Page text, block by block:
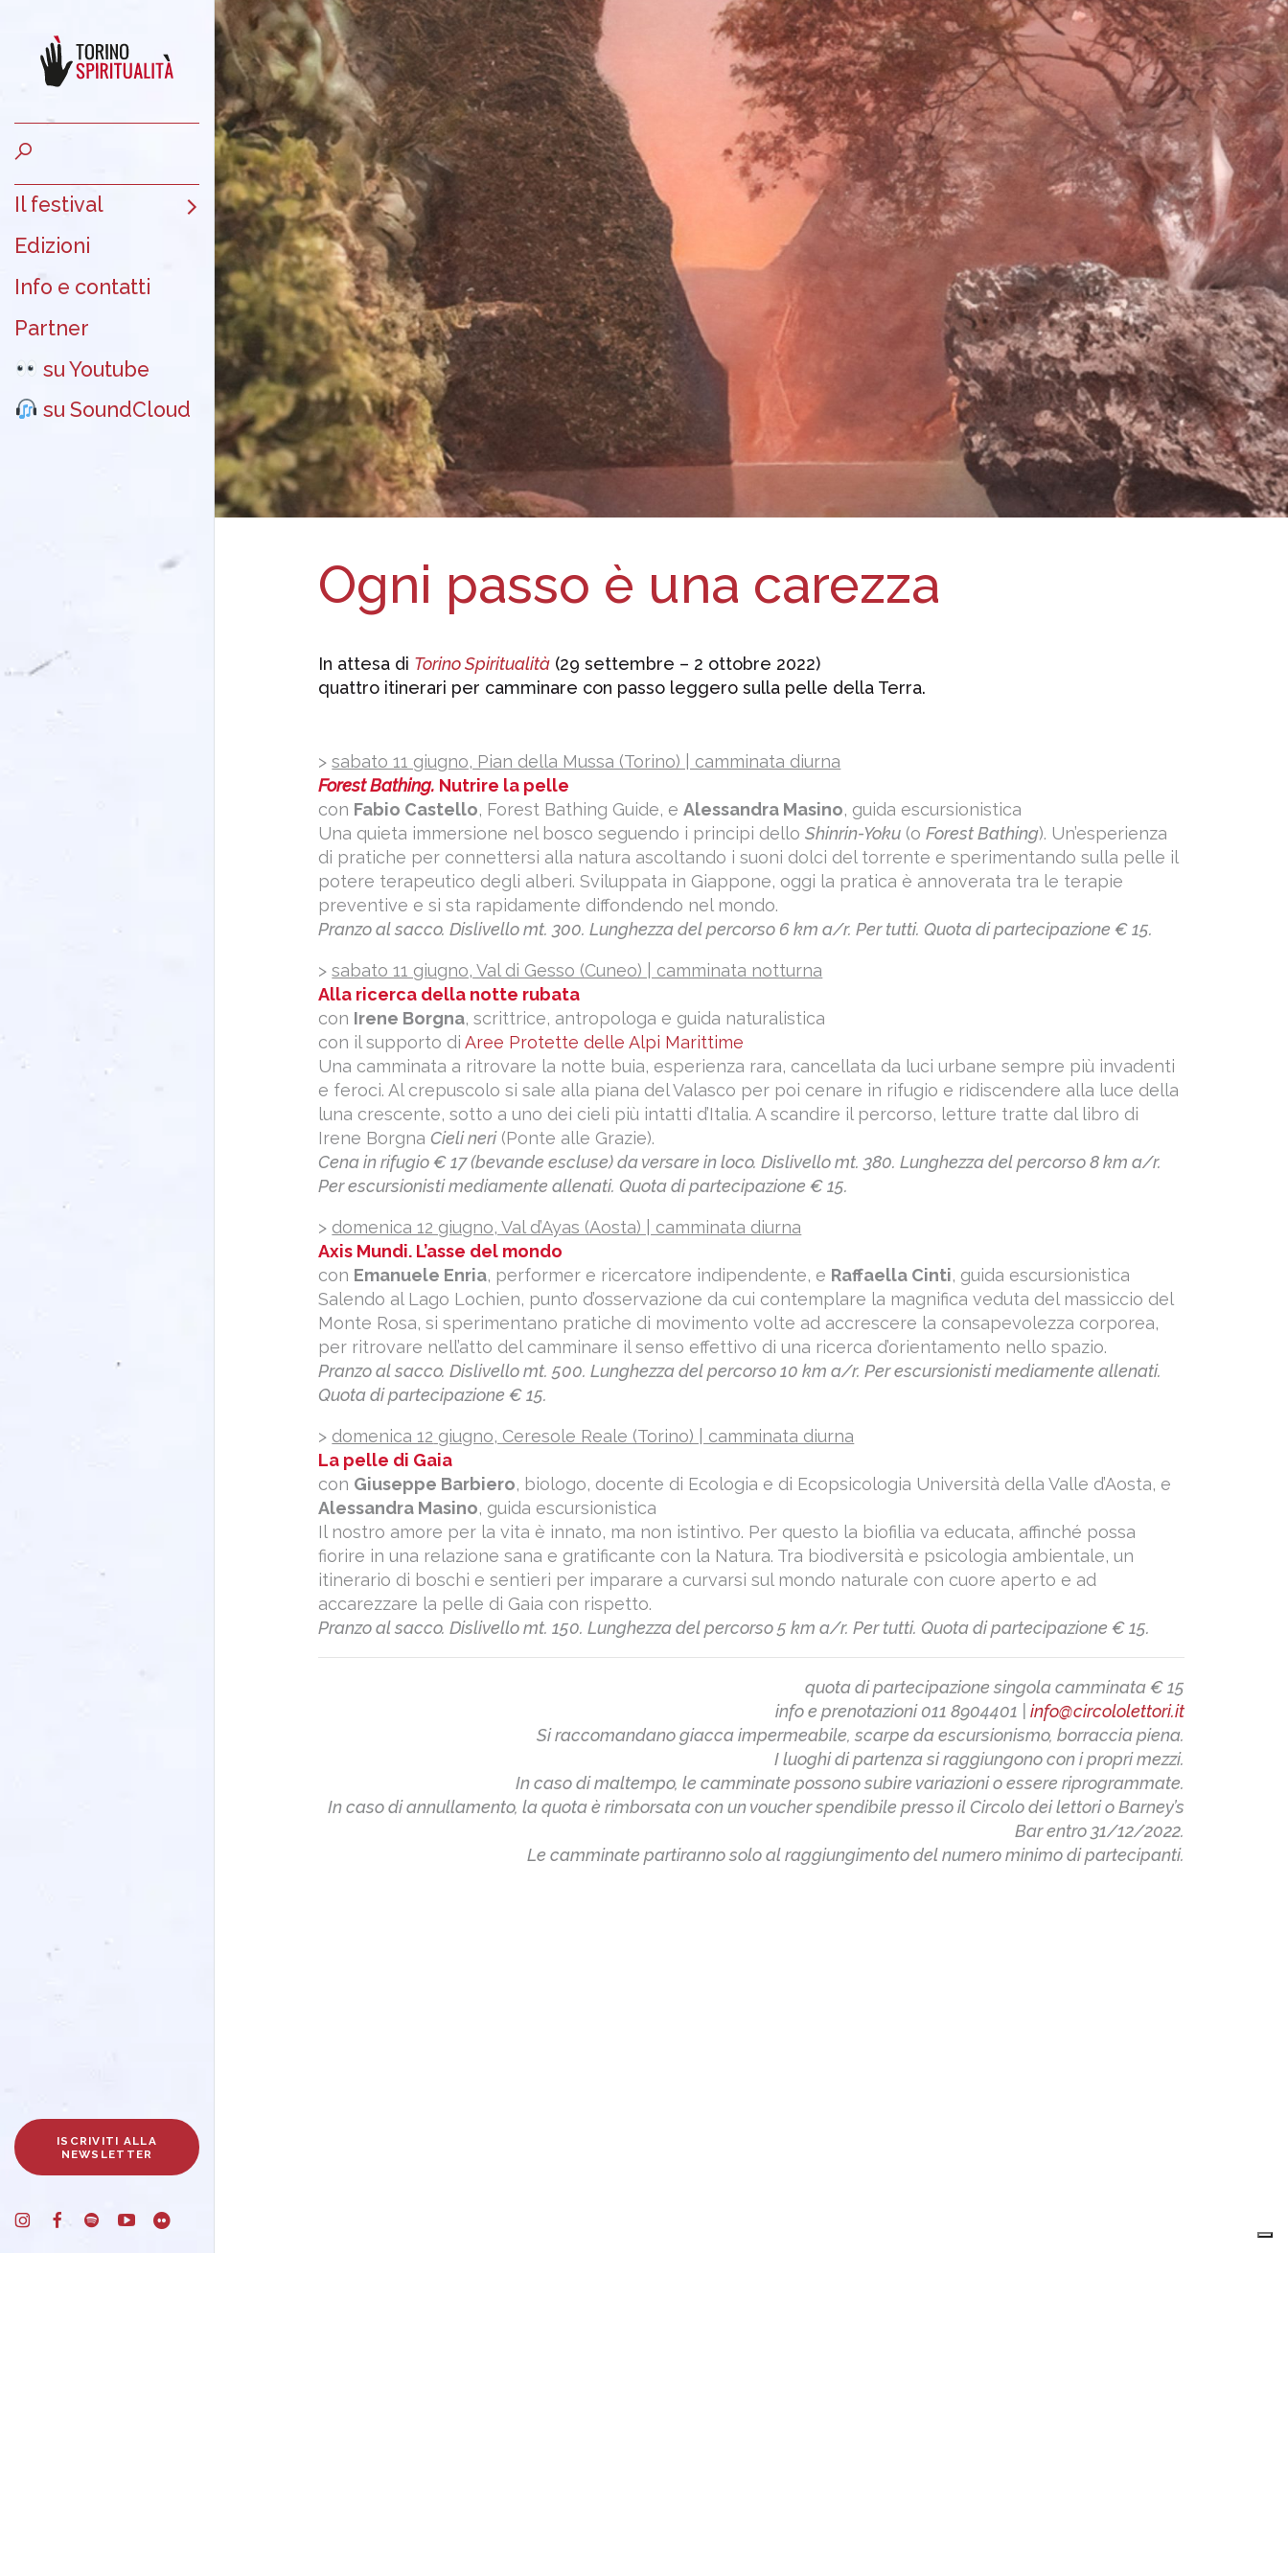
Il festival
Edizioni
Info e contatti
Partner
su Youtube
su SoundCloud
ISCRIVITI ALLA
NEWSLETTER
Ogni passo è una carezza
In attesa di Torino Spiritualità (29 settembre – 2 ottobre 2022)
quattro itinerari per camminare con passo leggero sulla pelle della Terra.
>sabato 11 giugno, Pian della Mussa (Torino) | camminata diurna
Forest Bathing. Nutrire la pelle
con Fabio Castello, Forest Bathing Guide, eAlessandra Masino, guida escursionistica
Una quieta immersione nel bosco seguendo i principi delloShinrin-Yoku (oForest Bathing). Un’esperienza
di pratiche per connettersi alla natura ascoltando i suoni dolci del torrente e sperimentando sulla pelle il
potere terapeutico degli alberi. Sviluppata in Giappone, oggi la pratica è annoverata tra le terapie
preventive e si sta rapidamente diffondendo nel mondo.
Pranzo al sacco. Dislivello mt. 300. Lunghezza del percorso 6 km a/r. Per tutti. Quota di partecipazione € 15.
>sabato 11 giugno, Val di Gesso (Cuneo) | camminata notturna
Alla ricerca della notte rubata
con Irene Borgna, scrittrice, antropologa e guida naturalistica
con il supporto diAree Protette delle Alpi Marittime
Una camminata a ritrovare la notte buia, esperienza rara, cancellata da luci urbane sempre più invadenti
e feroci. Al crepuscolo si sale alla piana del Valasco per poi cenare in rifugio e ridiscendere alla luce della
luna crescente, sotto a uno dei cieli più intatti d’Italia. A scandire il percorso, letture tratte dal libro di
Irene Borgna Cieli neri(Ponte alle Grazie).
Cena in rifugio € 17 (bevande escluse) da versare in loco. Dislivello mt. 380. Lunghezza del percorso 8 km a/r.
Per escursionisti mediamente allenati. Quota di partecipazione € 15.
> domenica 12 giugno, Val d’Ayas (Aosta) | camminata diurna
Axis Mundi. L’asse del mondo
con Emanuele Enria, performer e ricercatore indipendente, e Raffaella Cinti, guida escursionistica
Salendo al Lago Lochien, punto d’osservazione da cui contemplare la magnifica veduta del massiccio del
Monte Rosa, si sperimentano pratiche di movimento volte ad accrescere la consapevolezza corporea,
per ritrovare nell’atto del camminare il senso effettivo di una ricerca d’orientamento nello spazio.
Pranzo al sacco. Dislivello mt. 500. Lunghezza del percorso 10 km a/r. Per escursionisti mediamente allenati.
Quota di partecipazione € 15.
> domenica 12 giugno, Ceresole Reale (Torino) | camminata diurna
La pelle di Gaia
con Giuseppe Barbiero, biologo, docente di Ecologia e di Ecopsicologia Università della Valle d’Aosta, e
Alessandra Masino, guida escursionistica
Il nostro amore per la vita è innato, ma non istintivo. Per questo la biofilia va educata, affinché possa
fiorire in una relazione sana e gratificante con la Natura. Tra biodiversità e psicologia ambientale, un
itinerario di boschi e sentieri per imparare a curvarsi sul mondo naturale con cuore aperto e ad
accarezzare la pelle di Gaia con rispetto.
Pranzo al sacco. Dislivello mt. 150. Lunghezza del percorso 5 km a/r. Per tutti. Quota di partecipazione € 15.
quota di partecipazione singola camminata € 15
info e prenotazioni 011 8904401 | info@circololettori.it
Si raccomandano giacca impermeabile, scarpe da escursionismo, borraccia piena.
I luoghi di partenza si raggiungono con i propri mezzi.
In caso di maltempo, le camminate possono subire variazioni o essere riprogrammate.
In caso di annullamento, la quota è rimborsata con un voucher spendibile presso il Circolo dei lettori o Barney’s
Bar entro 31/12/2022.
Le camminate partiranno solo al raggiungimento del numero minimo di partecipanti.